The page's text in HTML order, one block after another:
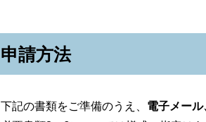
申請方法
下記の書類をご準備のうえ、 電子メール